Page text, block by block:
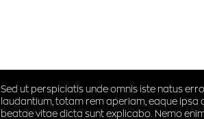
Sed ut perspiciatis unde omnis iste natus
laudantium, totam rem aperiam, eaque
beatae vitae dicta sunt explicabo. Nemo